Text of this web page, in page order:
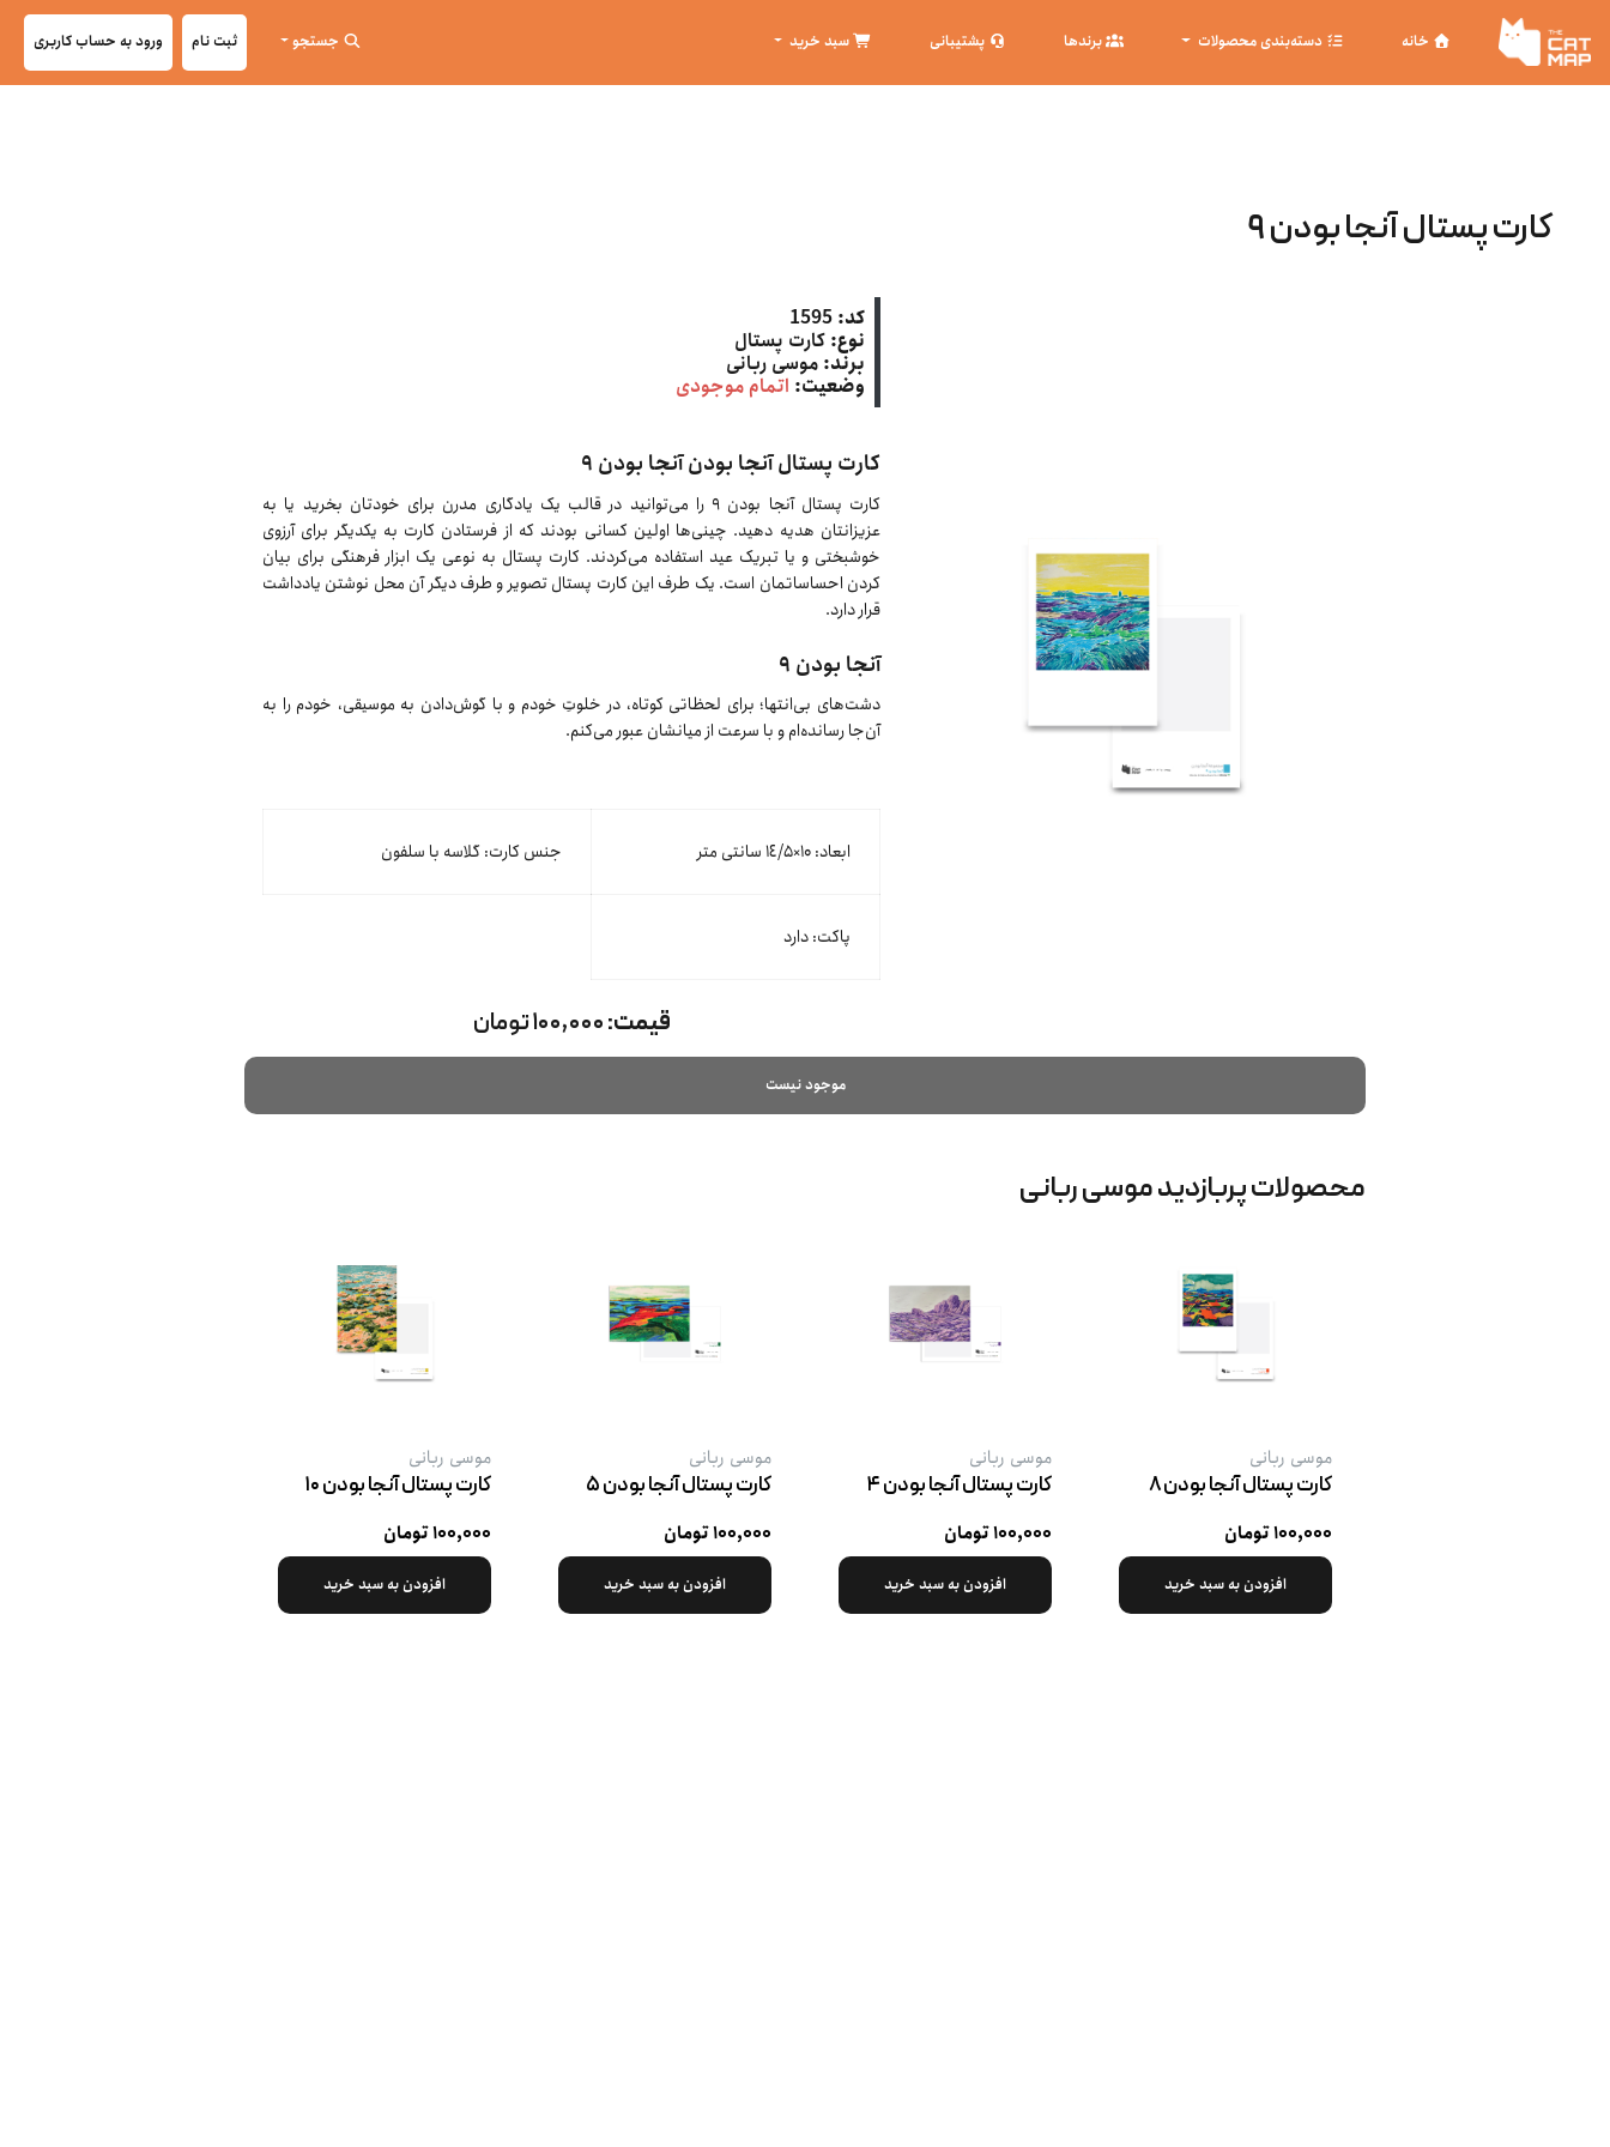
خانه دسته‌بندی محصولات برندها پشتیبانی سبد خرید جستجو ثبت نام ورود به حساب کاربری
کارت پستال آنجا بودن ۹
کد: 1595
نوع: کارت پستال
برند: موسی ربانی
وضعیت: اتمام موجودی
کارت پستال آنجا بودن آنجا بودن ۹
کارت پستال آنجا بودن ۹ را می‌توانید در قالب یک یادگاری مدرن برای خودتان بخرید یا به
عزیزانتان هدیه دهید. چینی‌ها اولین کسانی بودند که از فرستادن کارت به یکدیگر برای آرزوی
خوشبختی و یا تبریک عید استفاده می‌کردند. کارت پستال به نوعی یک ابزار فرهنگی برای بیان
کردن احساساتمان است. یک طرف این کارت پستال تصویر و طرف دیگر آن محل نوشتن یادداشت
قرار دارد.
آنجا بودن ۹
دشت‌های بی‌انتها؛ برای لحظاتی کوتاه، در خلوتِ خودم و با گوش‌دادن به موسیقی، خودم را به
آن‌جا رسانده‌ام و با سرعت از میانشان عبور می‌کنم.
ابعاد: ۱۰×١٤/۵ سانتی متر جنس کارت: گلاسه با سلفون
پاکت: دارد
قیمت:۱۰۰,۰۰۰ تومان
موجود نیست
محصولات پربازدید موسی ربانی
موسی ربانی
کارت پستال آنجا بودن ۸
۱۰۰,۰۰۰ تومان
افزودن به سبد خرید
موسی ربانی
کارت پستال آنجا بودن ۴
۱۰۰,۰۰۰ تومان
افزودن به سبد خرید
موسی ربانی
کارت پستال آنجا بودن ۵
۱۰۰,۰۰۰ تومان
افزودن به سبد خرید
موسی ربانی
کارت پستال آنجا بودن ۱۰
۱۰۰,۰۰۰ تومان
افزودن به سبد خرید